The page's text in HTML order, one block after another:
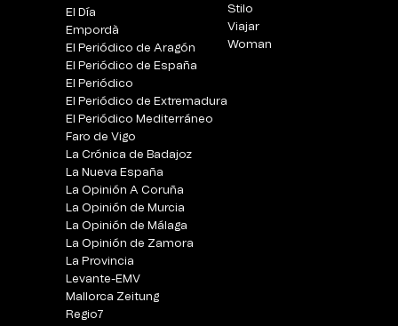
El Día
Empordà
El Periódico de Aragón
El Periódico de España
El Periódico
El Periódico de Extremadura
El Periódico Mediterráneo
Faro de Vigo
La Crónica de Badajoz
La Nueva España
La Opinión A Coruña
La Opinión de Murcia
La Opinión de Málaga
La Opinión de Zamora
La Provincia
Levante-EMV
Mallorca Zeitung
Regio7
Stilo
Viajar
Woman